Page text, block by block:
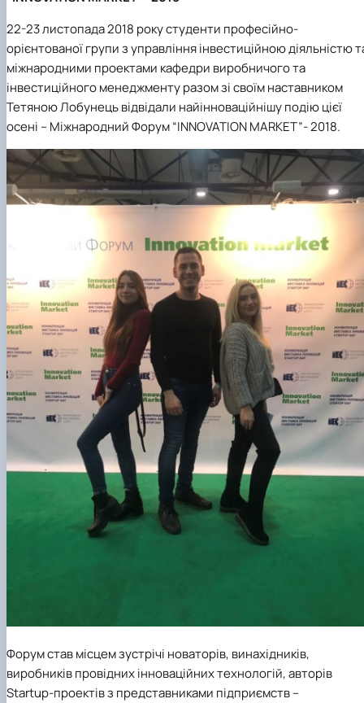
22-23 листопада 2018 року студенти професійно-
орієнтованої групи з управління інвестиційною діяльністю
міжнародними проектами кафедри виробничого та
інвестиційного менеджменту разом зі своїм наставником
Тетяною Лобунець відвідали найінноваційнішу подію цієї
осені – Міжнародний Форум “INNOVATION MARKET”- 2018.
Форум став місцем зустрічі новаторів, винахідників,
виробників провідних інноваційних технологій, авторів
Startup-проектів з представниками підприємств –